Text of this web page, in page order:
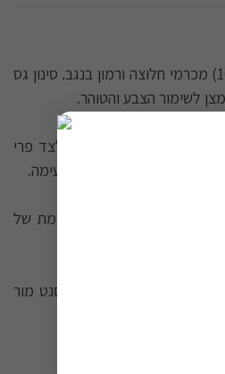
קברנה פרנק זני טהור (100%) מכרמי חלוצה ורמון בנגב. סינון גס
לשימור הצבע והטוהר.
ירקרקים אופייניים לזן, לצד פרי
עם טאנינים רכים וחמיצות נעימה.
בולטת של חבית, עם סיומת של
ופילה, או גבינות סנט מור